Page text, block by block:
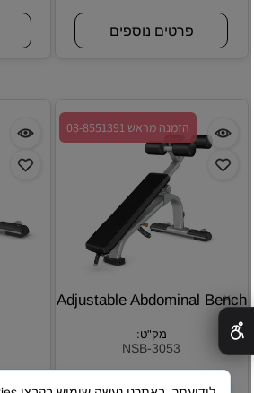
פרטים נוספים
הזמנה מראש 08-8551391
Adjustable Abdominal Bench
מק"ט:
NSB-3053
✕